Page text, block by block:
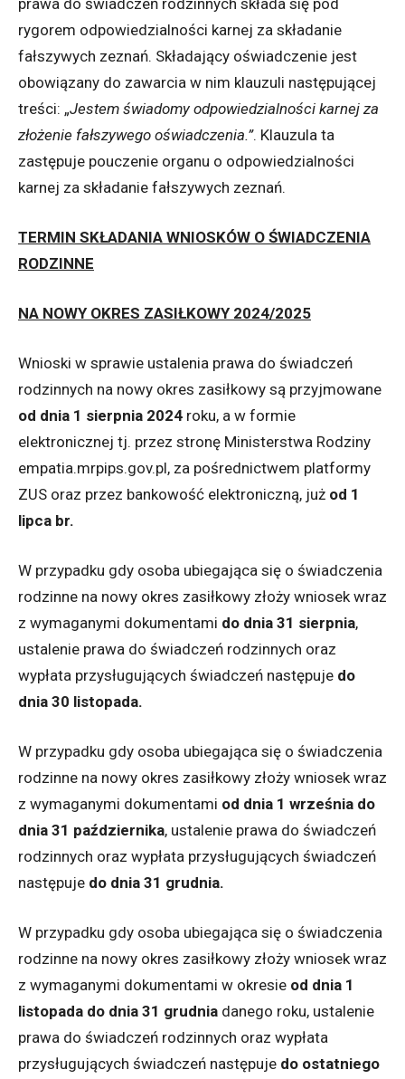
prawa do świadczeń rodzinnych składa się pod
rygorem odpowiedzialności karnej za składanie
fałszywych zeznań. Składający oświadczenie jest
obowiązany do zawarcia w nim klauzuli następującej
treści: „Jestem świadomy odpowiedzialności karnej za
złożenie fałszywego oświadczenia.”. Klauzula ta
zastępuje pouczenie organu o odpowiedzialności
karnej za składanie fałszywych zeznań.
TERMIN SKŁADANIA WNIOSKÓW O ŚWIADCZENIA
RODZINNE
NA NOWY OKRES ZASIŁKOWY 2024/2025
Wnioski w sprawie ustalenia prawa do świadczeń
rodzinnych na nowy okres zasiłkowy są przyjmowane
od dnia 1 sierpnia 2024 roku, a w formie
elektronicznej tj. przez stronę Ministerstwa Rodziny
empatia.mrpips.gov.pl, za pośrednictwem platformy
ZUS oraz przez bankowość elektroniczną, już od 1
lipca br.
W przypadku gdy osoba ubiegająca się o świadczenia
rodzinne na nowy okres zasiłkowy złoży wniosek wraz
z wymaganymi dokumentami do dnia 31 sierpnia,
ustalenie prawa do świadczeń rodzinnych oraz
wypłata przysługujących świadczeń następuje do
dnia 30 listopada.
W przypadku gdy osoba ubiegająca się o świadczenia
rodzinne na nowy okres zasiłkowy złoży wniosek wraz
z wymaganymi dokumentami od dnia 1 września do
dnia 31 października, ustalenie prawa do świadczeń
rodzinnych oraz wypłata przysługujących świadczeń
następuje do dnia 31 grudnia.
W przypadku gdy osoba ubiegająca się o świadczenia
rodzinne na nowy okres zasiłkowy złoży wniosek wraz
z wymaganymi dokumentami w okresie od dnia 1
listopada do dnia 31 grudnia danego roku, ustalenie
prawa do świadczeń rodzinnych oraz wypłata
przysługujących świadczeń następuje do ostatniego